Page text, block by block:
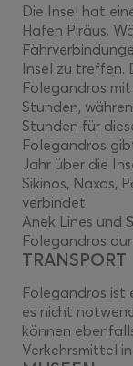
Die Insel hat
Hafen Piräus.
Insel zu treffen.
Folegandros
Stunden,
Stunden für
Folegandros
Jahr über die
Sikinos, Naxos,
verbindet.
Anek Lines und
Folegandros
TRANSPORT
Folegandros ist
es nicht
können
Verkehrsmittel